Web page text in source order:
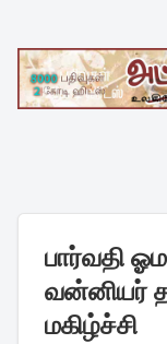
content
பார்வதி
வன்னியர்
மகிழ்ச்சி